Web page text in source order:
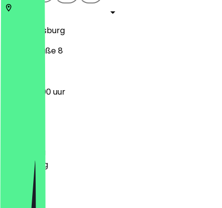
Augsburg
Ludwigstraße 8
12:00 - 22:00 uur
Donderdag
Zaterdag
Zondag